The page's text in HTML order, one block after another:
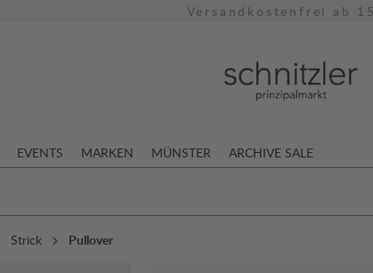
Versandkostenfrei ab
EVENTS MARKEN MÜNSTER ARCHIVE SALE
Strick Pullover